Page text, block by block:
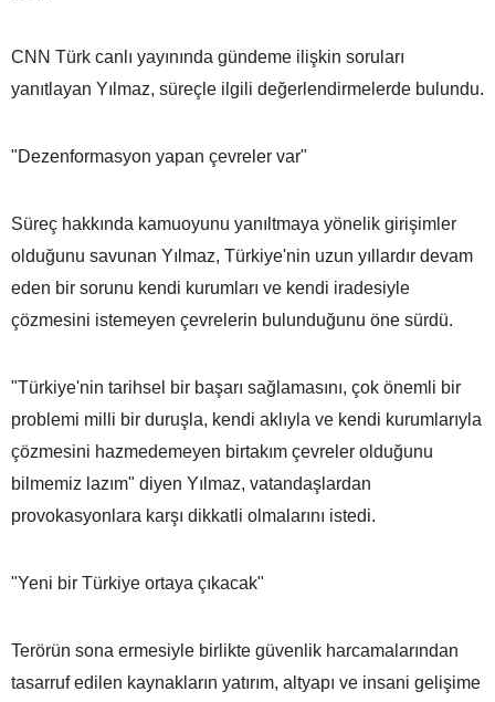
CNN Türk canlı yayınında gündeme ilişkin soruları
yanıtlayan Yılmaz, süreçle ilgili değerlendirmelerde bulundu.
"Dezenformasyon yapan çevreler var"
Süreç hakkında kamuoyunu yanıltmaya yönelik girişimler
olduğunu savunan Yılmaz, Türkiye'nin uzun yıllardır devam
eden bir sorunu kendi kurumları ve kendi iradesiyle
çözmesini istemeyen çevrelerin bulunduğunu öne sürdü.
"Türkiye'nin tarihsel bir başarı sağlamasını, çok önemli bir
problemi milli bir duruşla, kendi aklıyla ve kendi kurumlarıyla
çözmesini hazmedemeyen birtakım çevreler olduğunu
bilmemiz lazım" diyen Yılmaz, vatandaşlardan
provokasyonlara karşı dikkatli olmalarını istedi.
"Yeni bir Türkiye ortaya çıkacak"
Terörün sona ermesiyle birlikte güvenlik harcamalarından
tasarruf edilen kaynakların yatırım, altyapı ve insani gelişime